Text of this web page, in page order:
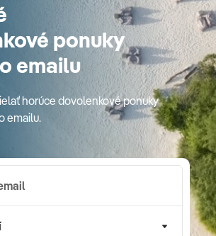
ponuky
emailu
horúce dovolenkové ponuky
emailu.